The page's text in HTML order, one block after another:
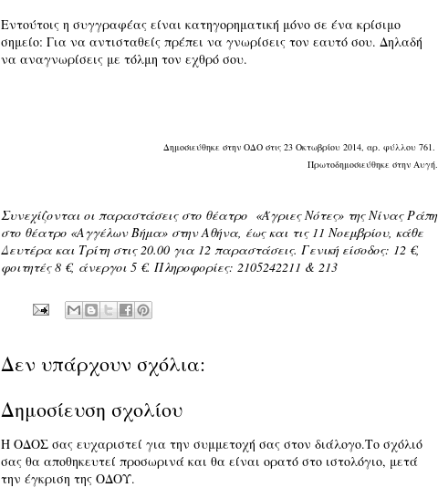
Εντούτοις η συγγραφέας είναι κατηγορηματική μόνο σε ένα κρίσιμο
σημείο: Για να αντισταθείς πρέπει να γνωρίσεις τον εαυτό σου. Δηλαδή
να αναγνωρίσεις με τόλμη τον εχθρό σου.
Δημοσιεύθηκε στην ΟΔΟ στις 23 Οκτωβρίου 2014, αρ. φύλλου 761.
Πρωτοδημοσιεύθηκε στην Αυγή.
Συνεχίζονται οι παραστάσεις στο θέατρο «Άγριες Νότες» της Νίνας Ράπη
στο θέατρο «Αγγέλων Βήμα» στην Αθήνα, έως και τις 11 Νοεμβρίου, κάθε
Δευτέρα και Τρίτη στις 20.00 για 12 παραστάσεις. Γενική είσοδος: 12 €,
φοιτητές 8 €, άνεργοι 5 €. Πληροφορίες: 2105242211 & 213
Δεν υπάρχουν σχόλια:
Δημοσίευση σχολίου
Η ΟΔΟΣ σας ευχαριστεί για την συμμετοχή σας στον διάλογο.Το σχόλιό
σας θα αποθηκευτεί προσωρινά και θα είναι ορατό στο ιστολόγιο, μετά
την έγκριση της ΟΔΟΥ.